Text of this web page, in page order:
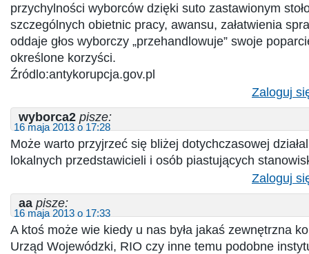
przychylności wyborców dzięki suto zastawionym
szczególnych obietnic pracy, awansu, załatwienia
oddaje głos wyborczy „przehandlowuje” swoje
określone korzyści.
Źródlo:antykorupcja.gov.pl
Zaloguj
wyborca2 pisze:
16 maja 2013 o 17:28
Może warto przyjrzeć się bliżej dotychczasowej
lokalnych przedstawicieli i osób piastujących
Zaloguj
aa pisze:
16 maja 2013 o 17:33
A ktoś może wie kiedy u nas była jakaś zewnętrzna
Urząd Wojewódzki, RIO czy inne temu podobne